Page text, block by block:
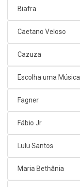
Biafra
Caetano Veloso
Cazuza
Escolha uma Música
Fagner
Fábio Jr
Lulu Santos
Maria Bethânia